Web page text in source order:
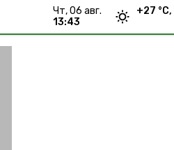
чт, 06 авг.
13:43
+27 °С,